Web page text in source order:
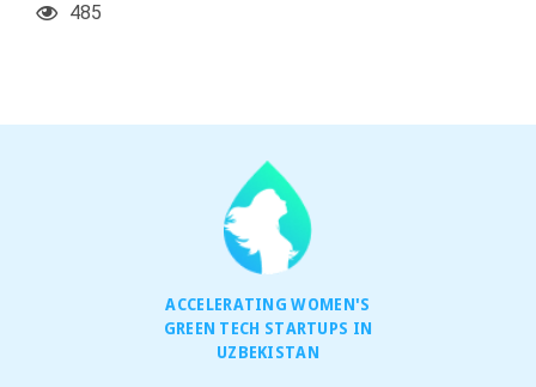
485
ACCELERATING WOMEN'S
GREEN TECH STARTUPS IN
UZBEKISTAN